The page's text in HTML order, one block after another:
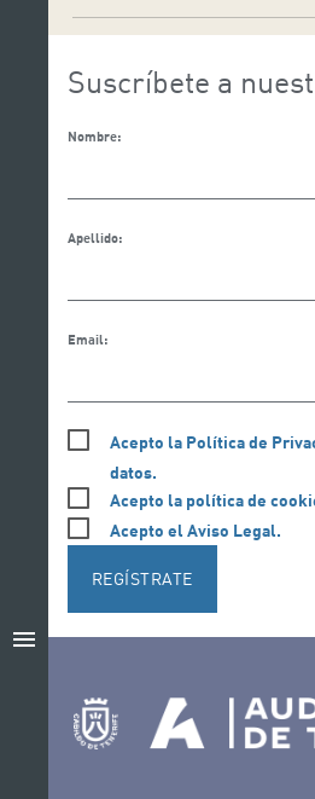
menu
Suscríbete a
Nombre:
Apellido:
Email:
Acepto la Política de
datos.
Acepto la política de
Acepto el Aviso Legal.
REGÍSTRATE